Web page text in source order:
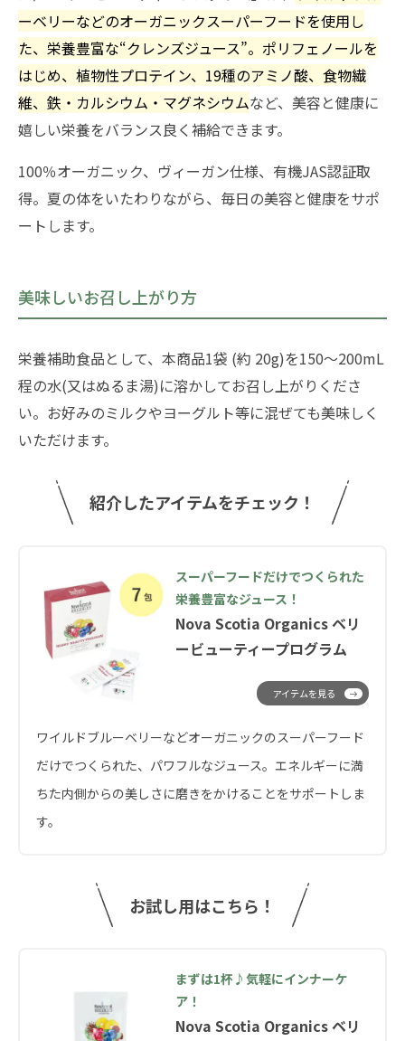
ーベリーなどのオーガニックスーパーフードを使用し
た、栄養豊富な“クレンズジュース”。ポリフェノールを
はじめ、植物性プロテイン、19種のアミノ酸、食物繊
維、鉄・カルシウム・マグネシウムなど、美容と健康に
嬉しい栄養をバランス良く補給できます。
100％オーガニック、ヴィーガン仕様、有機JAS認証取
得。夏の体をいたわりながら、毎日の美容と健康をサポ
ートします。
美味しいお召し上がり方
栄養補助食品として、本商品1袋 (約 20g)を150～200mL
程の水(又はぬるま湯)に溶かしてお召し上がりくださ
い。お好みのミルクやヨーグルト等に混ぜても美味しく
いただけます。
紹介したアイテムをチェック！
Nova Scotia Organics ベリ
ービューティープログラム
スーパーフードだけでつくられた
栄養豊富なジュース！
ワイルドブルーベリーなどオーガニックのスーパーフード
だけでつくられた、パワフルなジュース。エネルギーに満
ちた内側からの美しさに磨きをかけることをサポートしま
す。
アイテムを見る
お試し用はこちら！
Nova Scotia Organics ベリ
まずは1杯♪気軽にインナーケ
ア！